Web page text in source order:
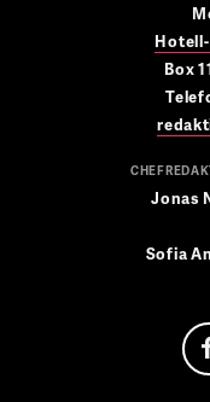
Box
Jonas
Sofia